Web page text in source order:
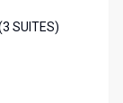
SUITES)